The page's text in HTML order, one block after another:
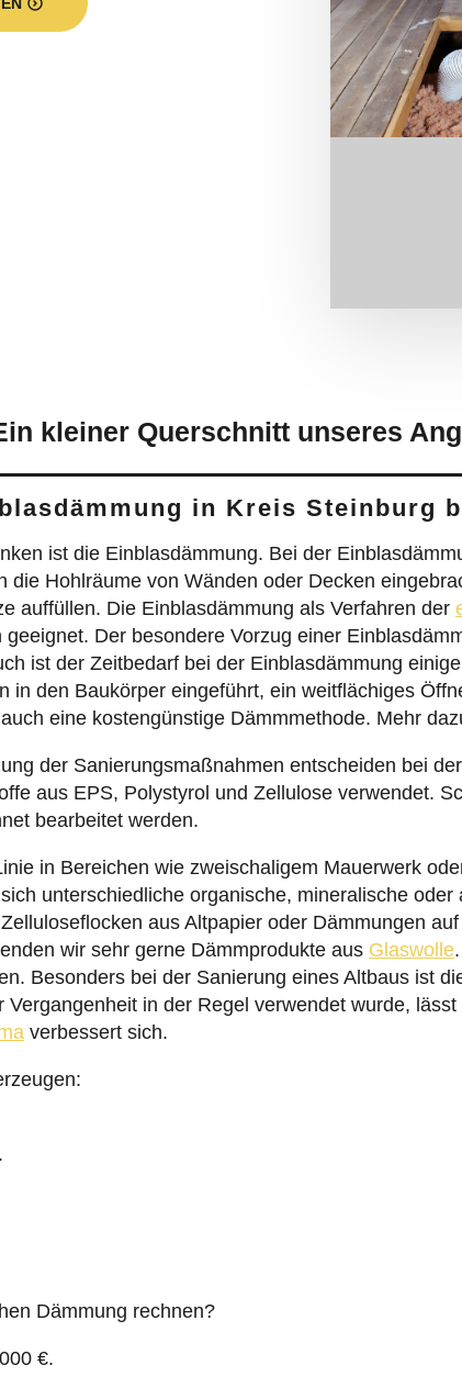
kleiner Querschnitt unseres
in Kreis Steinburg
ist die Einblasdämmung. Bei der
die Hohlräume von Wänden oder Decken
auffüllen. Die Einblasdämmung als Verfahren der
Der besondere Vorzug einer
ist der Zeitbedarf bei der Einblasdämmung
in den Baukörper eingeführt, ein weitflächiges
eine kostengünstige Dämmmethode. Mehr
der Sanierungsmaßnahmen entscheiden bei
aus EPS, Polystyrol und Zellulose verwendet.
bearbeitet werden.
in Bereichen wie zweischaligem Mauerwerk
unterschiedliche organische, mineralische
aus Altpapier oder Dämmungen
wir sehr gerne Dämmprodukte aus Glaswolle
Besonders bei der Sanierung eines Altbaus ist
Vergangenheit in der Regel verwendet wurde,
verbessert sich.
Dämmung rechnen?
€.